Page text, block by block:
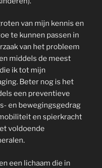
van mijn kennis en
te kunnen passen in
van het probleem
middels de meest
ik tot mijn
Beter nog is het
een preventieve
en bewegingsgedrag
en spierkracht
voldoende
een lichaam die in